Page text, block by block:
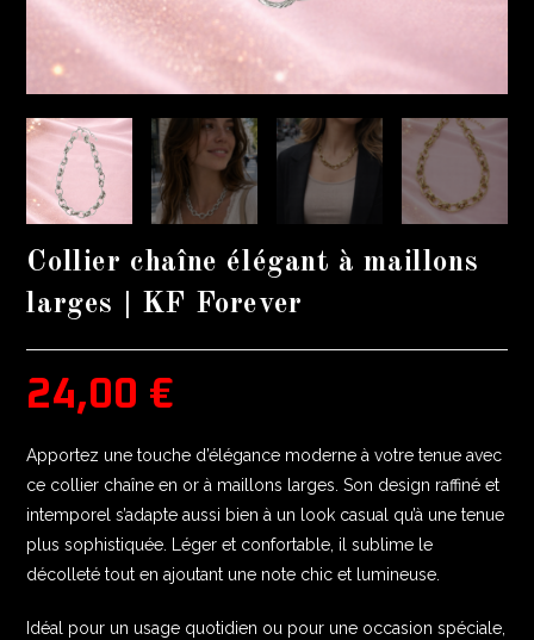
Collier chaîne élégant à maillons
larges | KF Forever
24,00 €
Apportez une touche d’élégance moderne à votre tenue avec
ce collier chaîne en or à maillons larges. Son design raffiné et
intemporel s’adapte aussi bien à un look casual qu’à une tenue
plus sophistiquée. Léger et confortable, il sublime le
décolleté tout en ajoutant une note chic et lumineuse.
Idéal pour un usage quotidien ou pour une occasion spéciale,